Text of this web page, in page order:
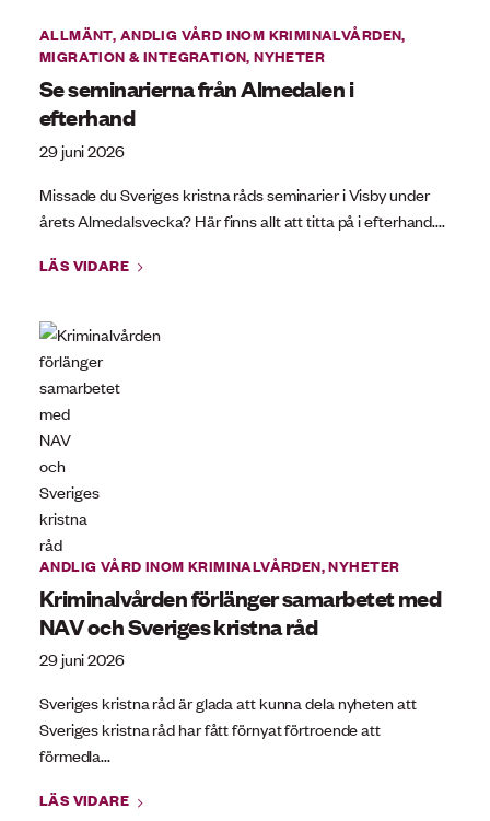
ALLMÄNT, ANDLIG VÅRD INOM KRIMINALVÅRDEN,
MIGRATION & INTEGRATION,NYHETER
Se seminarierna från Almedalen i
efterhand
29 juni 2026
Missade du Sveriges kristna råds seminarier i Visby under
årets Almedalsvecka? Här finns allt att titta på i efterhand....
LÄS VIDARE
ANDLIG VÅRD INOM KRIMINALVÅRDEN,NYHETER
Kriminalvården förlänger samarbetet med
NAV och Sveriges kristna råd
29 juni 2026
Sveriges kristna råd är glada att kunna dela nyheten att
Sveriges kristna råd har fått förnyat förtroende att
förmedla...
LÄS VIDARE